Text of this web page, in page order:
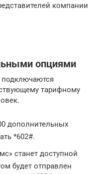
компании
опциями
тарифному
дополнительных
*602#.
станет доступной
будет отправлен